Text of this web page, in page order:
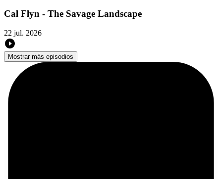
Cal Flyn - The Savage Landscape
22 jul. 2026
Mostrar más episodios